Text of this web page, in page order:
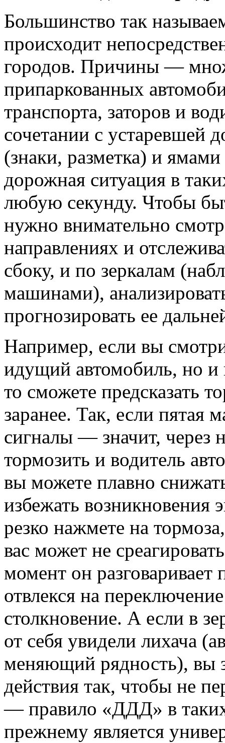
Большинство так
происходит
городов. Причины —
припаркованных
транспорта, заторов и
сочетании с устаревшей
(знаки, разметка) и
дорожная ситуация в
любую секунду. Чтобы
нужно внимательно
направлениях и
сбоку, и по зеркалам
машинами),
прогнозировать ее
Например, если вы
идущий автомобиль, но
то сможете предсказать
заранее. Так, если пятая
сигналы — значит, через
тормозить и водитель
вы можете плавно
избежать возникновения
резко нажмете на
вас может не
момент он
отвлекся на
столкновение. А если в
от себя увидели лихача
меняющий рядность), вы
действия так, чтобы не
— правило «ДДД» в
прежнему является